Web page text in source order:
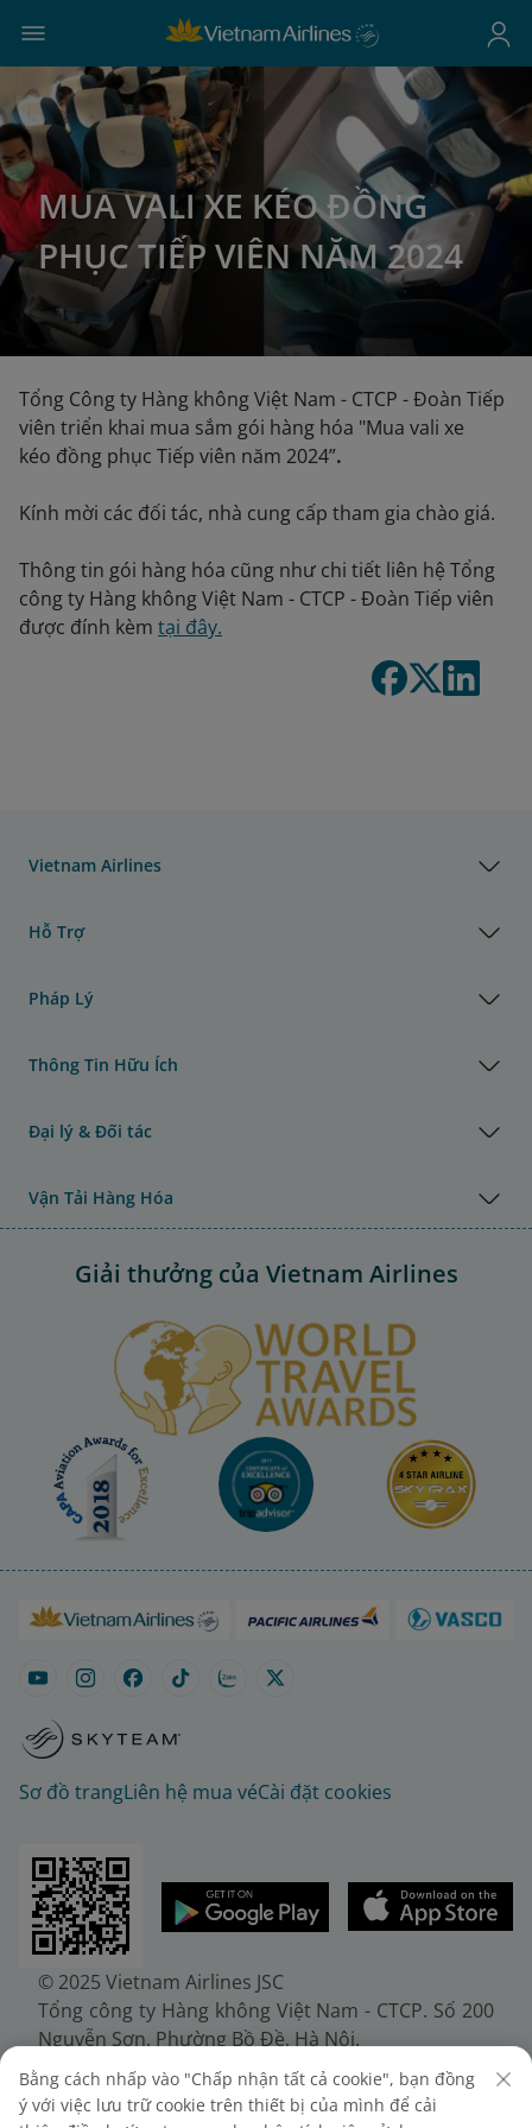
MUA VALI XE KÉO ĐỒNG
PHỤC TIẾP VIÊN NĂM 2024
Tổng Công ty Hàng không Việt Nam - CTCP - Đoàn Tiếp
viên triển khai mua sắm gói hàng hóa "Mua vali xe
kéo đồng phục Tiếp viên năm 2024”.
Kính mời các đối tác, nhà cung cấp tham gia chào giá.
Thông tin gói hàng hóa cũng như chi tiết liên hệ Tổng
công ty Hàng không Việt Nam - CTCP - Đoàn Tiếp viên
được đính kèm tại đây.
Vietnam Airlines
Hỗ Trợ
Pháp Lý
Thông Tin Hữu Ích
Đại lý & Đối tác
Vận Tải Hàng Hóa
Giải thưởng của Vietnam Airlines
Sơ đồ trangLiên hệ mua véCài đặt cookies
© 2025 Vietnam Airlines JSC
Tổng công ty Hàng không Việt Nam - CTCP. Số 200
Nguyễn Sơn, Phường Bồ Đề, Hà Nội.
Điện thoại: (+84-24) 38272289. Fax: (+84-24)
38722375
Bằng cách nhấp vào "Chấp nhận tất cả cookie", bạn đồng
ý với việc lưu trữ cookie trên thiết bị của mình để cải